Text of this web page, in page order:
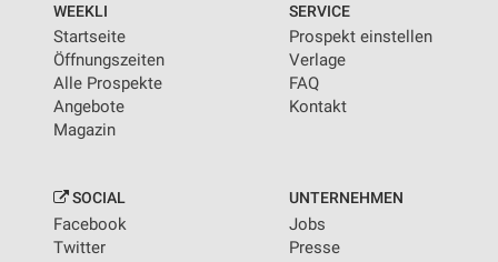
WEEKLI
Startseite
Öffnungszeiten
Alle Prospekte
Angebote
Magazin
SERVICE
Prospekt einstellen
Verlage
FAQ
Kontakt
SOCIAL
Facebook
Twitter
UNTERNEHMEN
Jobs
Presse